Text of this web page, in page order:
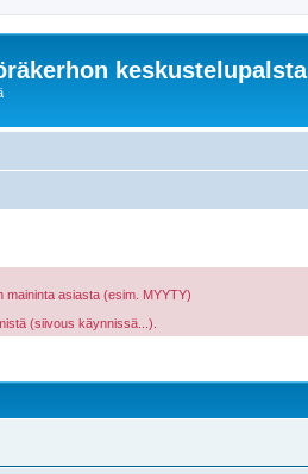
keskustelupalsta
maininta asiasta (esim. MYYTY)
(siivous käynnissä...).